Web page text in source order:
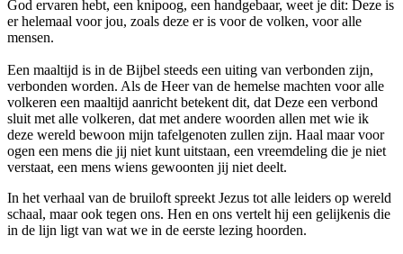
God ervaren hebt, een knipoog, een handgebaar, weet je dit: Deze is
er helemaal voor jou, zoals deze er is voor de volken, voor alle
mensen.
Een maaltijd is in de Bijbel steeds een uiting van verbonden zijn,
verbonden worden. Als de Heer van de hemelse machten voor alle
volkeren een maaltijd aanricht betekent dit, dat Deze een verbond
sluit met alle volkeren, dat met andere woorden allen met wie ik
deze wereld bewoon mijn tafelgenoten zullen zijn. Haal maar voor
ogen een mens die jij niet kunt uitstaan, een vreemdeling die je niet
verstaat, een mens wiens gewoonten jij niet deelt.
In het verhaal van de bruiloft spreekt Jezus tot alle leiders op wereld
schaal, maar ook tegen ons. Hen en ons vertelt hij een gelijkenis die
in de lijn ligt van wat we in de eerste lezing hoorden.